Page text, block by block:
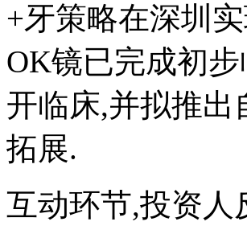
+牙策略在深圳
OK镜已完成初
开临床,并拟推出
拓展.
互动环节,投资人